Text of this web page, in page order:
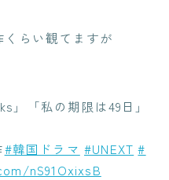
らい観てますが
」「私の期限は49日」
#韓国ドラマ #UNEXT #
nS91OxixsB